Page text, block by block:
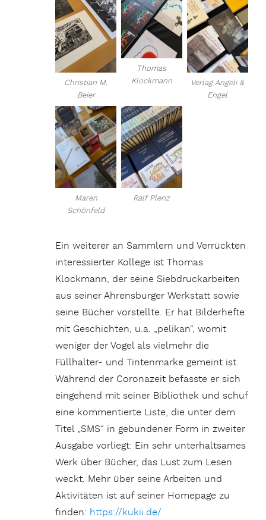
Christian M.
Beier
Thomas
Klockmann
Verlag Angeli &
Engel
Maren
Schönfeld
Ralf Plenz
Ein weiterer an Sammlern und Verrückten
interessierter Kollege ist Thomas
Klockmann, der seine Siebdruckarbeiten
aus seiner Ahrensburger Werkstatt sowie
seine Bücher vorstellte. Er hat Bilderhefte
mit Geschichten, u.a. „pelikan“, womit
weniger der Vogel als vielmehr die
Füllhalter- und Tintenmarke gemeint ist.
Während der Coronazeit befasste er sich
eingehend mit seiner Bibliothek und schuf
eine kommentierte Liste, die unter dem
Titel „SMS“ in gebundener Form in zweiter
Ausgabe vorliegt: Ein sehr unterhaltsames
Werk über Bücher, das Lust zum Lesen
weckt. Mehr über seine Arbeiten und
Aktivitäten ist auf seiner Homepage zu
finden: https://kukii.de/